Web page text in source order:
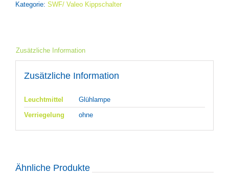
Kategorie: SWF/ Valeo Kippschalter
Zusätzliche Information
Zusätzliche Information
Leuchtmittel
Glühlampe
Verriegelung
ohne
Ähnliche Produkte